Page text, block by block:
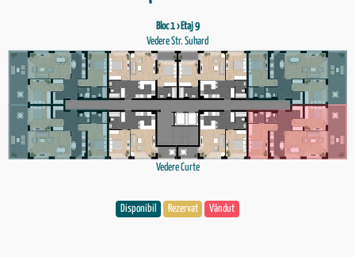
Bloc 1 › Etaj 9
Vedere Str. Suhard
Vedere Curte
Disponibil Rezervat Vândut